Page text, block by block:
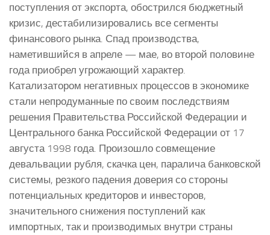
поступления от экспорта, обострился бюджетный
кризис, дестабилизировались все сегменты
финансового рынка. Спад производства,
наметившийся в апреле — мае, во второй половине
года приобрел угрожающий характер.
Катализатором негативных процессов в экономике
стали непродуманные по своим последствиям
решения Правительства Российской Федерации и
Центрального банка Российской Федерации от 17
августа 1998 года. Произошло совмещение
девальвации рубля, скачка цен, паралича банковской
системы, резкого падения доверия со стороны
потенциальных кредиторов и инвесторов,
значительного снижения поступлений как
импортных, так и производимых внутри страны